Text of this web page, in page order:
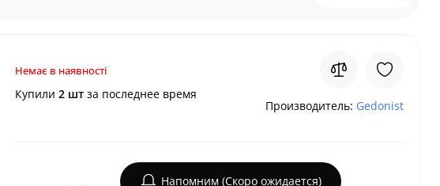
Немає в наявності
Купили 2 штза последнее время
Производитель: Gedonist
Напомним (Скоро ожидается)